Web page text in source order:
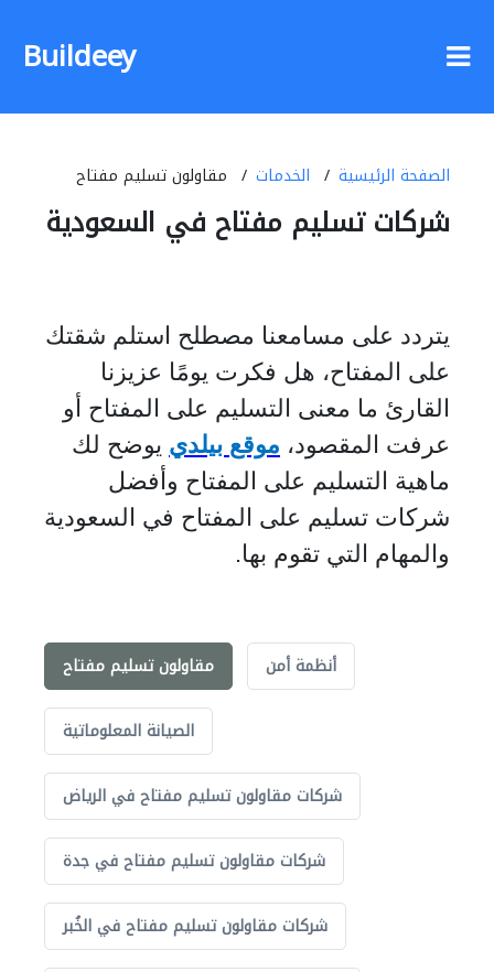
Buildeey
الصفحة الرئيسية الخدمات مقاولون تسليم مفتاح
شركات تسليم مفتاح في السعودية
يتردد على مسامعنا مصطلح استلم شقتك
على المفتاح، هل فكرت يومًا عزيزنا
القارئ ما معنى التسليم على المفتاح أو
عرفت المقصود، موقع بيلدي يوضح لك
ماهية التسليم على المفتاح وأفضل
شركات تسليم على المفتاح في السعودية
والمهام التي تقوم بها.
مقاولون تسليم مفتاح أنظمة أمن
الصيانة المعلوماتية
شركات مقاولون تسليم مفتاح في الرياض
شركات مقاولون تسليم مفتاح في جدة
شركات مقاولون تسليم مفتاح في الخُبر